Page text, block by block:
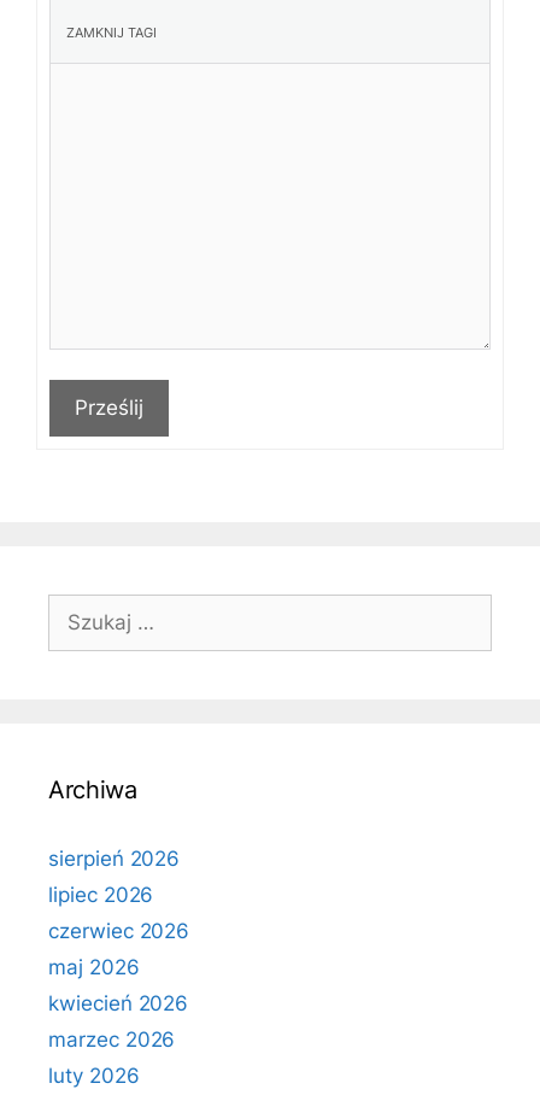
Prześlij
Szukaj:
Archiwa
sierpień 2026
lipiec 2026
czerwiec 2026
maj 2026
kwiecień 2026
marzec 2026
luty 2026